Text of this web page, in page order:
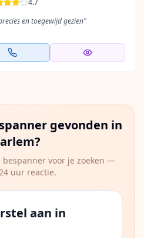
4.7
en toegewijd gezien"
gevonden in
?
bespanner voor je zoeken —
uur reactie.
aan in